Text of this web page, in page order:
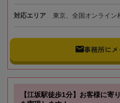
対応エリア 東京、全国オンライン
事務所に
【江坂駅徒歩1分】お客様に寄